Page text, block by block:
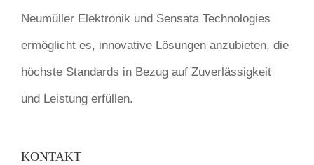
Neumüller Elektronik und Sensata Technologies
ermöglicht es, innovative Lösungen anzubieten, die
höchste Standards in Bezug auf Zuverlässigkeit
und Leistung erfüllen.
KONTAKT